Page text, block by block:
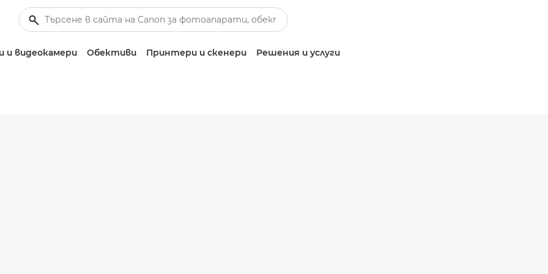
видеокамери Обективи Принтери и скенери Решения и услуги